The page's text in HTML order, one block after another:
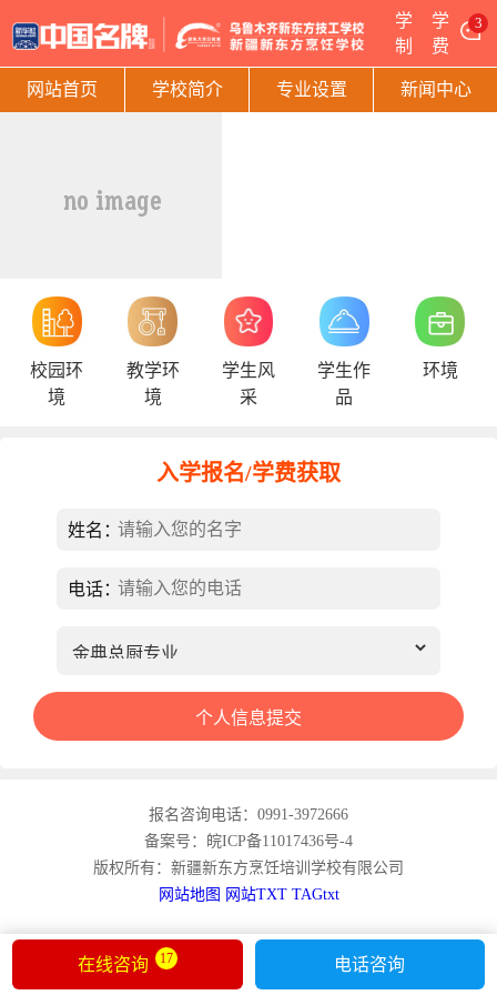
学
制
学
费
3
网站首页 学校简介 专业设置 新闻中心
校园环
境
教学环
境
学生风
采
学生作
品
环境
入学报名/学费获取
姓名：
电话：
报名咨询电话：0991-3972666
备案号：皖ICP备11017436号-4
版权所有：新疆新东方烹饪培训学校有限公司
网站地图 网站TXT TAGtxt
在线咨询 17 电话咨询